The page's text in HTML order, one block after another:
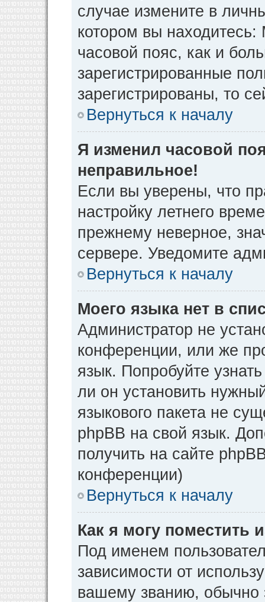
случае измените в
котором вы находитесь:
часовой пояс, как и
зарегистрированные
зарегистрированы, то
Вернуться к началу
Я изменил часовой
неправильное!
Если вы уверены, что
настройку летнего
прежнему неверное,
сервере. Уведомите
Вернуться к началу
Моего языка нет в
Администратор не
конференции, или же
язык. Попробуйте
ли он установить
языкового пакета не
phpBB на свой язык.
получить на сайте
конференции)
Вернуться к началу
Как я могу поместить
Под именем
зависимости от
вашему званию, обычно